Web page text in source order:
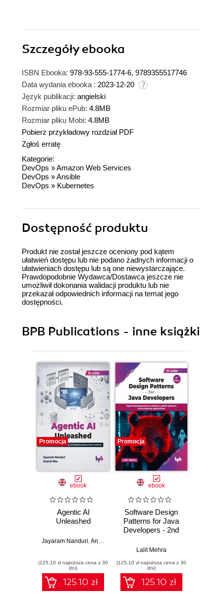
Szczegółyebooka
ISBN Ebooka: 978-93-555-1774-6, 9789355517746
Data wydania ebooka : 2023-12-20
Język publikacji: angielski
Rozmiar pliku ePub: 4.8MB
Rozmiar pliku Mobi: 4.8MB
Pobierz przykładowy rozdział PDF
Zgłoś erratę
Kategorie:
DevOps »Amazon Web Services
DevOps »Ansible
DevOps » Kubernetes
Dostępność produktu
Produkt nie został jeszcze oceniony pod kątem
ułatwień dostępu lub nie podano żadnych informacji o
ułatwieniach dostępu lub są one niewystarczające.
Prawdopodobnie Wydawca/Dostawca jeszcze nie
umożliwił dokonania walidacji produktu lub nie
przekazał odpowiednich informacji na temat jego
dostępności.
BPB Publications - inne książki
Promocja
ebook
Agentic AI
Unleashed
Jayaram Nanduri Anand Oka
(125,10 zł najniższa cena z 30
dni)
125.10 zł
Promocja
ebook
Software Design
Patterns for Java
Developers - 2nd
Lalit Mehra
(125,10 zł najniższa cena z 30
dni)
125.10 zł